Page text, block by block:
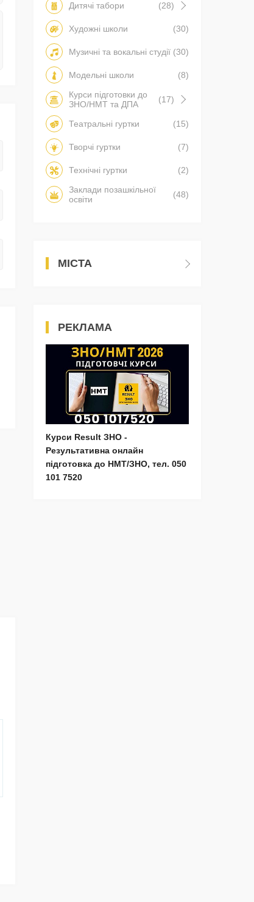
Дитячі табори (28)
Художні школи (30)
Музичні та вокальні студії (30)
Модельні школи
(8)
Курси підготовки до
ЗНО/НМТ та ДПА
(17)
Театральні гуртки (15)
Творчі гуртки (7)
Технічні гуртки
(2)
Заклади позашкільної
освіти
(48)
МІСТА
РЕКЛАМА
Курси Result ЗНО -
Результативна онлайн
підготовка до НМТ/ЗНО, тел. 050
101 7520